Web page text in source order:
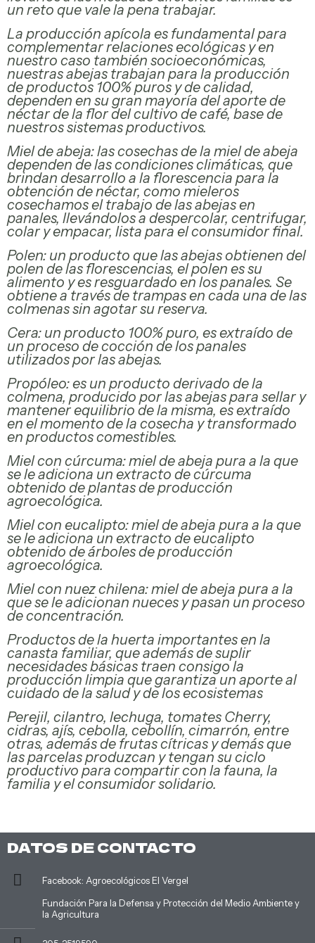
Cuidado personal
Productos Agroecológicos
un reto que vale la pena trabajar.
La producción apícola es fundamental para
complementar relaciones ecológicas y en
nuestro caso también socioeconómicas,
nuestras abejas trabajan para la producción
de productos 100% puros y de calidad,
dependen en su gran mayoría del aporte de
néctar de la flor del cultivo de café, base de
nuestros sistemas productivos.
Miel de abeja: las cosechas de la miel de abeja
dependen de las condiciones climáticas, que
brindan desarrollo a la florescencia para la
obtención de néctar, como mieleros
cosechamos el trabajo de las abejas en
panales, llevándolos a despercolar, centrifugar,
colar y empacar, lista para el consumidor final.
Polen: un producto que las abejas obtienen del
polen de las florescencias, el polen es su
alimento y es resguardado en los panales. Se
obtiene a través de trampas en cada una de las
colmenas sin agotar su reserva.
Cera: un producto 100% puro, es extraído de
un proceso de cocción de los panales
utilizados por las abejas.
Propóleo: es un producto derivado de la
colmena, producido por las abejas para sellar y
mantener equilibrio de la misma, es extraído
en el momento de la cosecha y transformado
en productos comestibles.
Miel con cúrcuma: miel de abeja pura a la que
se le adiciona un extracto de cúrcuma
obtenido de plantas de producción
agroecológica.
Miel con eucalipto: miel de abeja pura a la que
se le adiciona un extracto de eucalipto
obtenido de árboles de producción
agroecológica.
Miel con nuez chilena: miel de abeja pura a la
que se le adicionan nueces y pasan un proceso
de concentración.
Productos de la huerta importantes en la
canasta familiar, que además de suplir
necesidades básicas traen consigo la
producción limpia que garantiza un aporte al
cuidado de la salud y de los ecosistemas
Perejil, cilantro, lechuga, tomates Cherry,
cidras, ajís, cebolla, cebollín, cimarrón, entre
otras, además de frutas cítricas y demás que
las parcelas produzcan y tengan su ciclo
productivo para compartir con la fauna, la
familia y el consumidor solidario.
DATOS DE CONTACTO
Facebook: Agroecológicos El Vergel
Fundación Para la Defensa y Protección del Medio Ambiente y
la Agricultura